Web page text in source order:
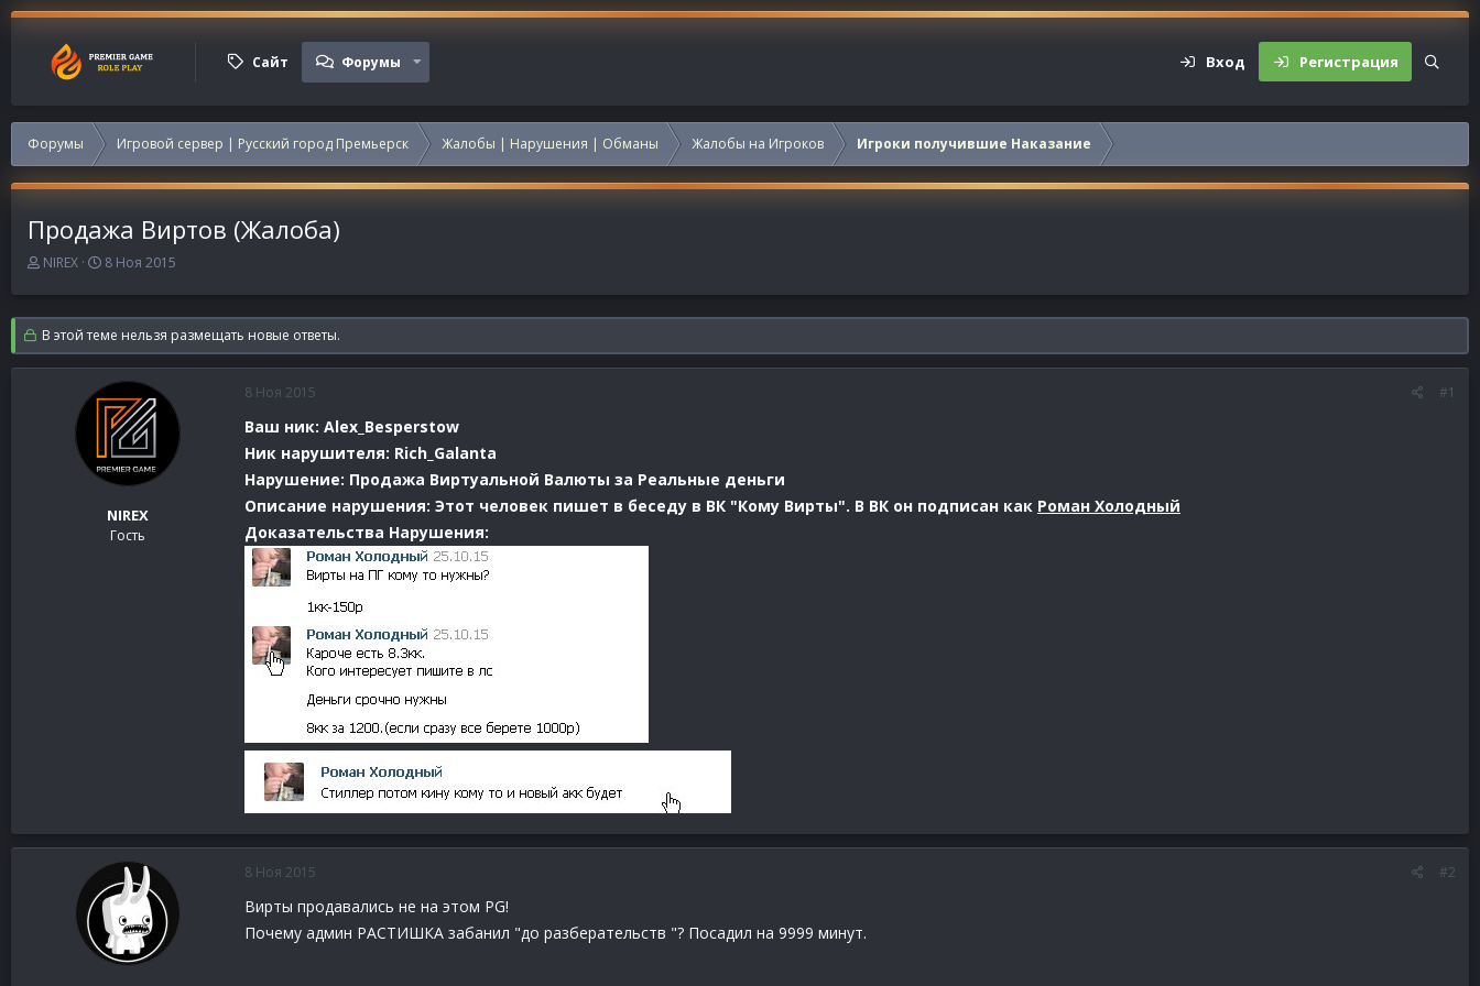
Сайт Форумы Вход Регистрация
Форумы Игровой сервер | Русский город Премьерск Жалобы | Нарушения | Обманы Жалобы на Игроков Игроки получившие Наказание
Продажа Виртов (Жалоба)
А
т
о
р
т
NIREX
Д
т
а
н
а
ч
а
8 Ноя 2015
В этой теме нельзя размещать новые ответы.
NIREX
Гость
8 Ноя 2015 #1
Ваш ник: Alex_Besperstow
Ник нарушителя: Rich_Galanta
Нарушение: Продажа Виртуальной Валюты за Реальные деньги
Описание нарушения: Этот человек пишет в беседу в ВК "Кому Вирты". В ВК он подписан как Роман Холодный
Доказательства Нарушения:
8 Ноя 2015 #2
Вирты продавались не на этом PG!
Почему админ РАСТИШКА забанил "до разберательств "? Посадил на 9999 минут.